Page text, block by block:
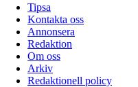
Tipsa
Kontakta oss
Annonsera
Redaktion
Om oss
Arkiv
Redaktionell policy